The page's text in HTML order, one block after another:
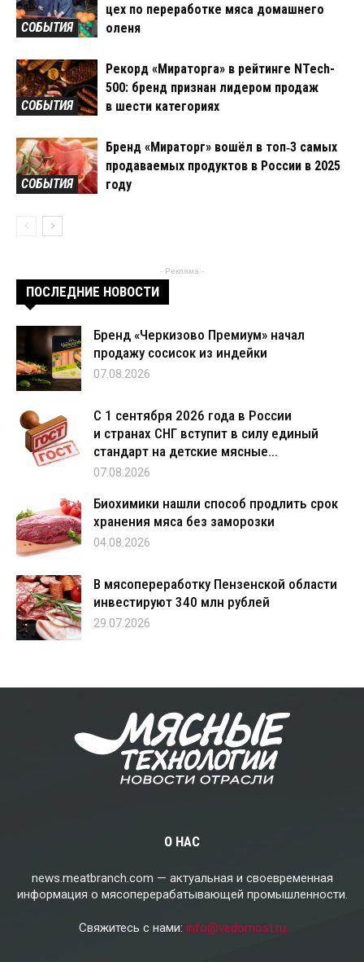
СОБЫТИЯ
цех по переработке мяса домашнего
оленя
СОБЫТИЯ
Рекорд «Мираторга» в рейтинге NTech-
500: бренд признан лидером продаж
в шести категориях
СОБЫТИЯ
Бренд «Мираторг» вошёл в топ‑3 самых
продаваемых продуктов в России в 2025
году
- Реклама -
ПОСЛЕДНИЕ НОВОСТИ
Бренд «Черкизово Премиум» начал
продажу сосисок из индейки
07.08.2026
С 1 сентября 2026 года в России
и странах СНГ вступит в силу единый
стандарт на детские мясные...
07.08.2026
Биохимики нашли способ продлить срок
хранения мяса без заморозки
04.08.2026
В мясопереработку Пензенской области
инвестируют 340 млн рублей
29.07.2026
О НАС
news.meatbranch.com — актуальная и своевременная
информация о мясоперерабатывающей промышленности.
Свяжитесь с нами: info@vedomost.ru